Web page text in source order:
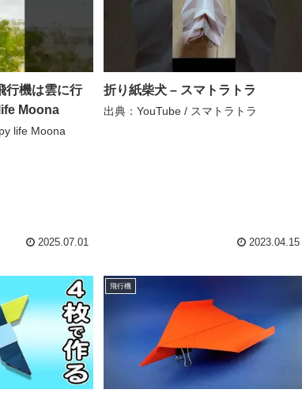
行機は雲に行
Moona
life Moona
2025.07.01
折り紙柴犬 – スマトラトラ
出典：YouTube / スマトラトラ
2023.04.15
飛行機